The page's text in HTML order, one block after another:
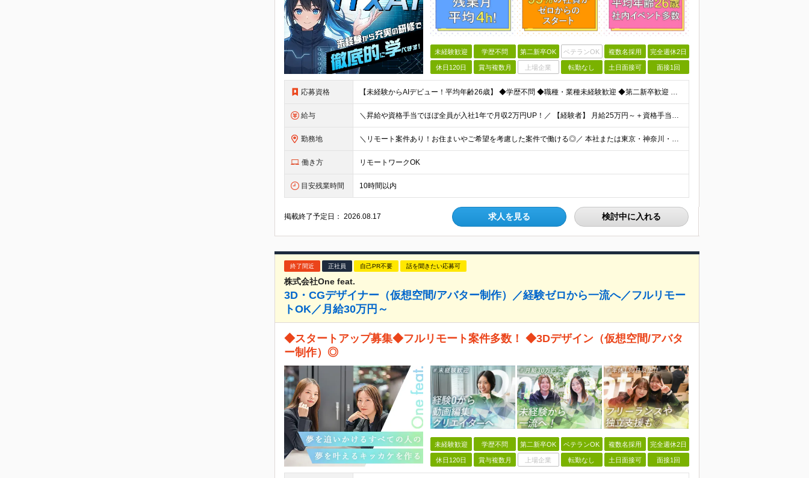
未経験歓迎 学歴不問 第二新卒OK ベテランOK 複数名採用 完全週休2日
休日120日 賞与複数月 上場企業 転勤なし 土日面接可 面接1回
応募資格 【未経験からAIデビュー！平均年齢26歳】 ◆学歴不問 ◆職種・業種未経験歓迎 ◆第二新卒歓迎 ＼下記に当てはまるあなたをお待ちしています！／ □AIを「つかう側」から「つくる側」になりたい方 □未
給与 ＼昇給や資格手当でほぼ全員が入社1年で月収2万円UP！／ 【経験者】 月給25万円～＋資格手当（1種類につき月1万円以上） 【未経験者】 月給20万円～＋資格手当（1種類につき月1万円以上） ※月
勤務地 ＼リモート案件あり！お住まいやご希望を考慮した案件で働ける◎／ 本社または東京・神奈川・千葉・埼玉の各プロジェクト先にて勤務いただきます 【本社】 東京都港区六本木4-8-5 和幸ビル7F ※（
働き方 リモートワークOK
目安残業時間 10時間以内
掲載終了予定日：2026.08.17 求人を見る 検討中に入れる
終了間近 正社員 自己PR不要 話を聞きたい応募可
株式会社One feat.
3D・CGデザイナー（仮想空間/アバター制作）／経験ゼロから一流へ／フルリモー
トOK／月給30万円～
◆スタートアップ募集◆フルリモート案件多数！ ◆3Dデザイン（仮想空間/アバタ
ー制作）◎
未経験歓迎 学歴不問 第二新卒OK ベテランOK 複数名採用 完全週休2日
休日120日 賞与複数月 上場企業 転勤なし 土日面接可 面接1回